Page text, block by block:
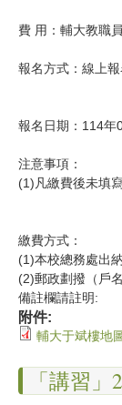
費 用：輔大教職
報名方式：線上報
報名日期：114年
注意事項：
(1)凡繳費後未填
繳費方式：
(1)本校總務處出
(2)郵政劃撥（戶
備註欄請註明:
附件:
輔大于斌樓地
「講習